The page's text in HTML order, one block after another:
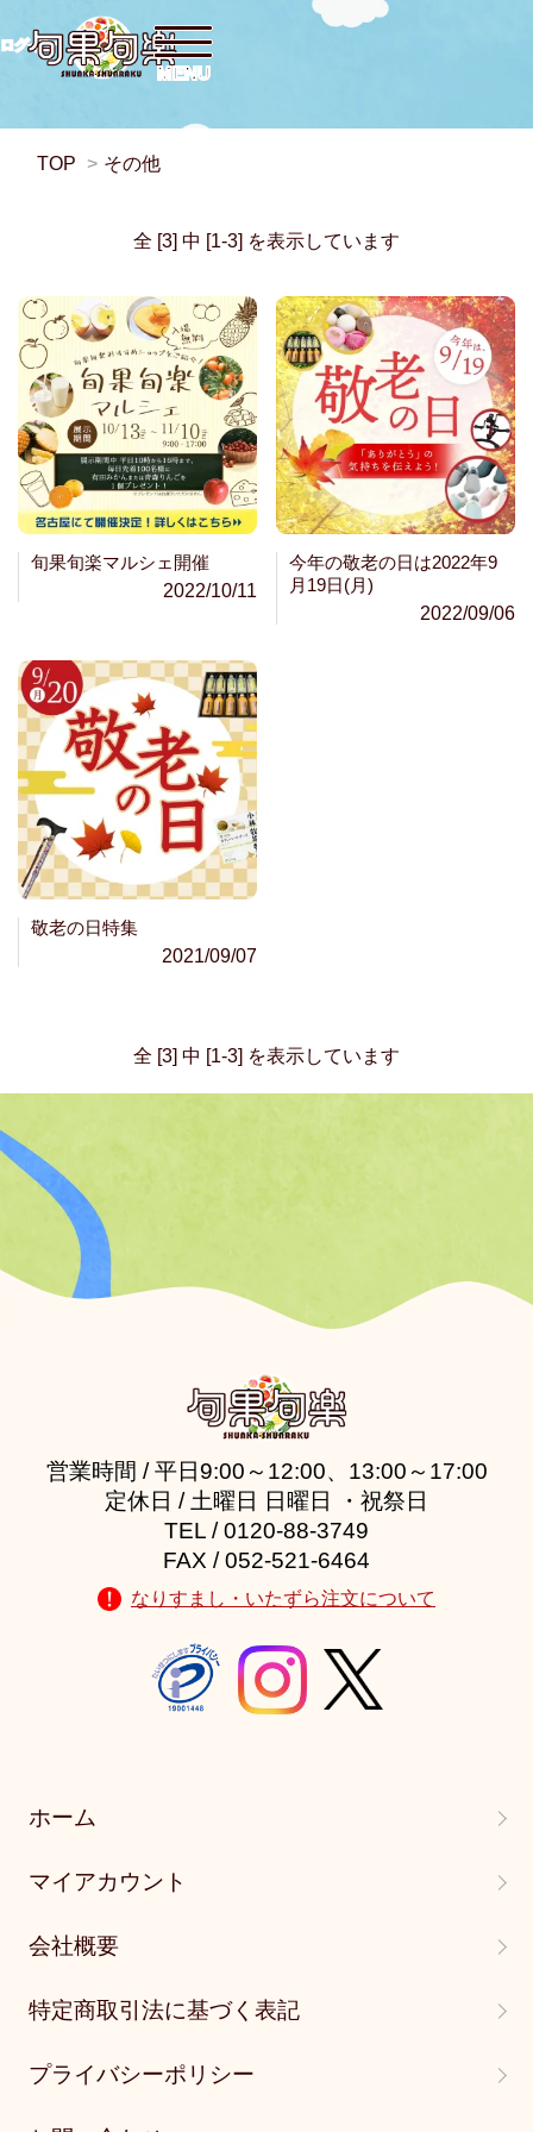
ログイン
TOP > その他
全 [3] 中 [1-3] を表示しています
旬果旬楽マルシェ開催
2022/10/11
今年の敬老の日は2022年9
月19日(月)
2022/09/06
敬老の日特集
2021/09/07
全 [3] 中 [1-3] を表示しています
営業時間 / 平日9:00～12:00、13:00～17:00
定休日 / 土曜日 日曜日 ・祝祭日
TEL / 0120-88-3749
FAX / 052-521-6464
なりすまし・いたずら注文について
ホーム
マイアカウント
会社概要
特定商取引法に基づく表記
プライバシーポリシー